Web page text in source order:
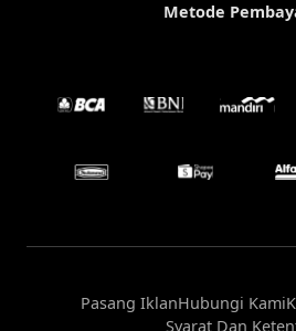
Metode
Pasang IklanHubungi Kami
Syarat Dan